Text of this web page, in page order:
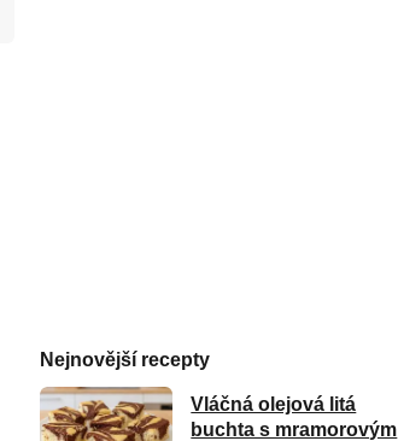
Nejnovější recepty
Vláčná olejová litá
buchta s mramorovým